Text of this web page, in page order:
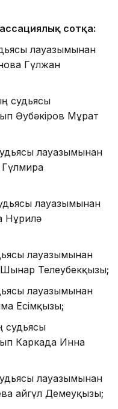
сотқа:
лауазымынан
Гүлжан
судьясы
Әубәкіров Мұрат
лауазымынан
лауазымынан
Нұрилә
лауазымынан
Телеубекқызы;
лауазымынан
Есімқызы;
судьясы
Каркада Инна
лауазымынан
айгүл Демеуқызы;